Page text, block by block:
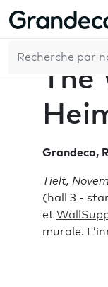
Accueil
Grandeco,
Tielt,
(hall 3 -
et
murale.